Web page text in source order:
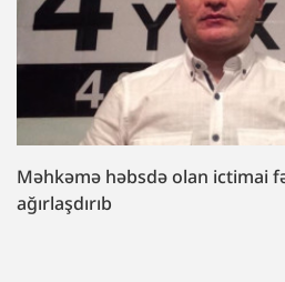
Məhkəmə həbsdə olan ictimai
ağırlaşdırıb